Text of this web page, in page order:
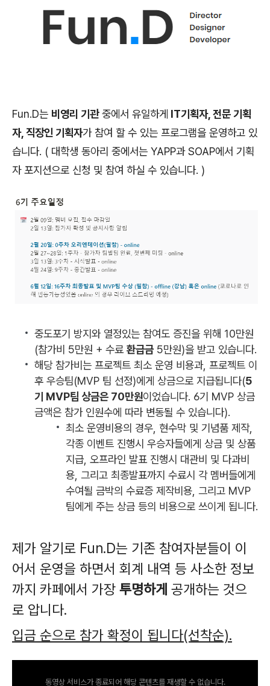
Fun.D는 비영리 기관중에서 유일하게 IT기획자, 전문 기획
자, 직장인 기획자가 참여 할 수 있는 프로그램을 운영하고 있
습니다. ( 대학생 동아리 중에서는 YAPP과 SOAP에서 기획
자 포지션으로 신청 및 참여 하실 수 있습니다. )
중도포기 방지와 열정있는 참여도 증진을 위해 10만원
(참가비 5만원 + 수료 환급금 5만원)을 받고 있습니다.
해당 참가비는 프로젝트 최소 운영 비용과, 프로젝트 이
후 우승팀(MVP 팀 선정)에게 상금으로 지급됩니다(5
기 MVP팀 상금은 70만원이었습니다. 6기 MVP 상금
금액은 참가 인원수에 따라 변동될 수 있습니다).
최소 운영비용의 경우, 현수막 및 기념품 제작,
각종 이벤트 진행시 우승자들에게 상금 및 상품
지급, 오프라인 발표 진행시 대관비 및 다과비
용, 그리고 최종발표까지 수료시 각 멤버들에게
수여될 금박의 수료증 제작비용, 그리고 MVP
팀에게 주는 상금 등의 비용으로 쓰이게 됩니다.
제가 알기로 Fun.D는 기존 참여자분들이 이
어서 운영을 하면서 회계 내역 등 사소한 정보
까지 카페에서 가장 투명하게 공개하는 것으
로 압니다.
입금 순으로 참가 확정이 됩니다(선착순).
동영상 서비스가 종료되어 해당 콘텐츠를 재생할 수 없습니다.